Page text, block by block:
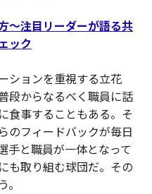
〜注目リーダーが語る共
ック
ションを重視する立花
段からなるべく職員に話
食事することもある。そ
のフィードバックが毎日
手と職員が一体となって
も取り組む球団だ。その